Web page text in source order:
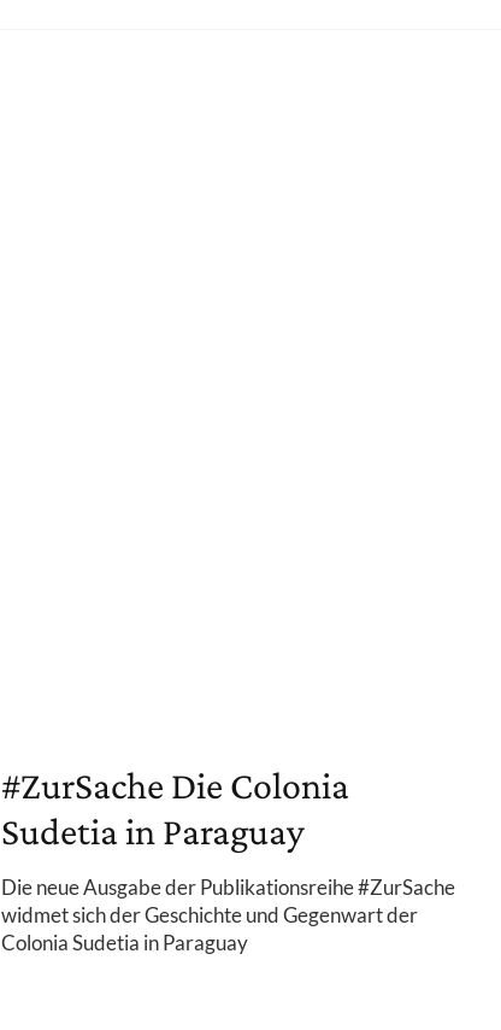
#ZurSache Die Colonia
Sudetia in Paraguay
Die neue Ausgabe der Publikationsreihe #ZurSache
widmet sich der Geschichte und Gegenwart der
Colonia Sudetia in Paraguay